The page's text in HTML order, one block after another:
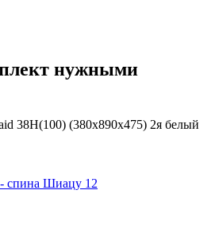
нужными
38Н(100) (380х890х475) 2я белый
спина Шиацу 12